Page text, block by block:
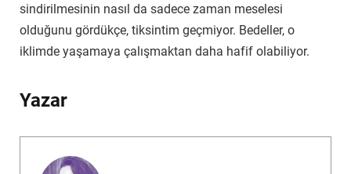
sindirilmesinin nasıl da sadece zaman meselesi
olduğunu gördükçe, tiksintim geçmiyor. Bedeller, o
iklimde yaşamaya çalışmaktan daha hafif olabiliyor.
Yazar